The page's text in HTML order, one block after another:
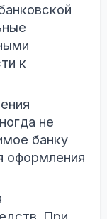
к
не
банку
оформления